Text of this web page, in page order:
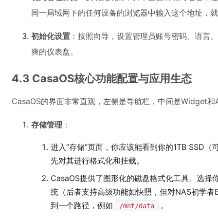
同一局域网下的任何设备的浏览器中输入这个地址，
初始化设置 ：按照向导，设置管理员账号密码、语言
爽的仪表盘。
4.3 CasaOS核心功能配置与应用生态
CasaOS的界面非常直观，左侧是导航栏，中间是Widget
存储管理 ：
进入“存储”页面，你应该能看到你的1TB SSD（
先对其进行格式化和挂载。
CasaOS提供了图形化的磁盘格式化工具。选择
统（后者支持高级功能如快照，但对NAS初学
到一个路径，例如
/mnt/data 。